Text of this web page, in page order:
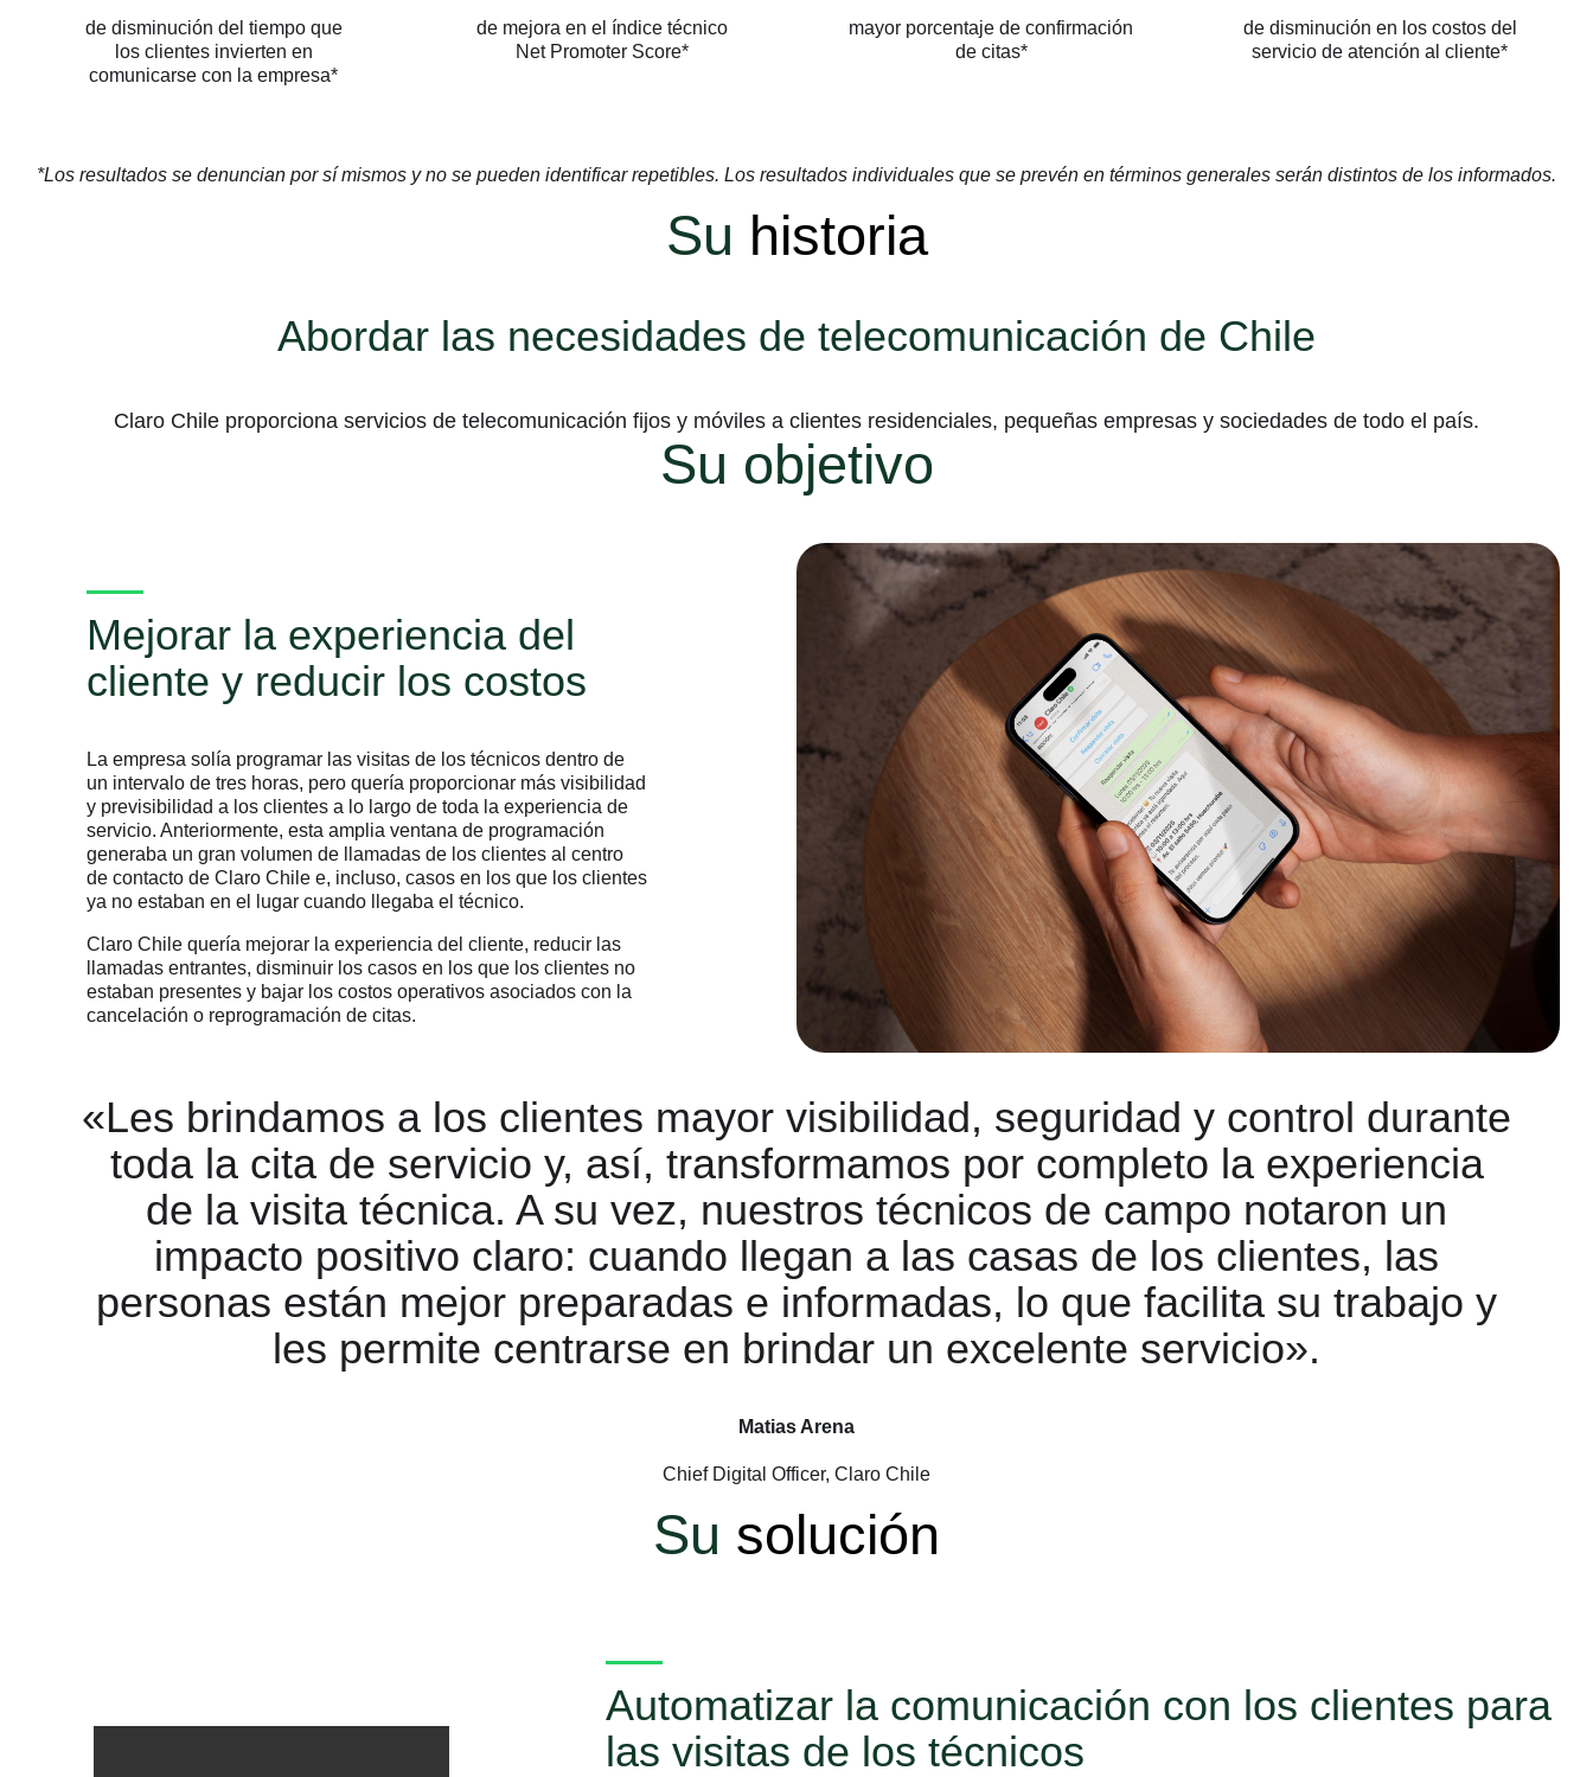
de disminución del tiempo que
los clientes invierten en
comunicarse con la empresa*
de mejora en el índice técnico
Net Promoter Score*
mayor porcentaje de confirmación
de citas*
de disminución en los costos del
servicio de atención al cliente*
*Los resultados se denuncian por sí mismos y no se pueden identificar repetibles. Los resultados individuales que se prevén en términos generales serán distintos de los informados.
Su historia
Abordar las necesidades de telecomunicación de Chile
Claro Chile proporciona servicios de telecomunicación fijos y móviles a clientes residenciales, pequeñas empresas y sociedades de todo el país.
Su objetivo
Mejorar la experiencia del
cliente y reducir los costos
La empresa solía programar las visitas de los técnicos dentro de
un intervalo de tres horas, pero quería proporcionar más visibilidad
y previsibilidad a los clientes a lo largo de toda la experiencia de
servicio. Anteriormente, esta amplia ventana de programación
generaba un gran volumen de llamadas de los clientes al centro
de contacto de Claro Chile e, incluso, casos en los que los clientes
ya no estaban en el lugar cuando llegaba el técnico.
Claro Chile quería mejorar la experiencia del cliente, reducir las
llamadas entrantes, disminuir los casos en los que los clientes no
estaban presentes y bajar los costos operativos asociados con la
cancelación o reprogramación de citas.
«Les brindamos a los clientes mayor visibilidad, seguridad y control durante
toda la cita de servicio y, así, transformamos por completo la experiencia
de la visita técnica. A su vez, nuestros técnicos de campo notaron un
impacto positivo claro: cuando llegan a las casas de los clientes, las
personas están mejor preparadas e informadas, lo que facilita su trabajo y
les permite centrarse en brindar un excelente servicio».
Matias Arena
Chief Digital Officer, Claro Chile
Su solución
Automatizar la comunicación con los clientes para
las visitas de los técnicos